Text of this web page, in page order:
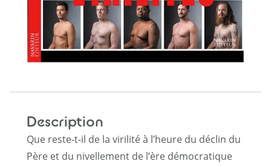
Description
Que reste-t-il de la virilité à l’heure du déclin du
Père et du nivellement de l’ère démocratique